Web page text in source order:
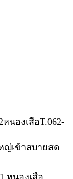
นองเสือT.062-
ญ่เข้าสบายสด
หนองเสือ